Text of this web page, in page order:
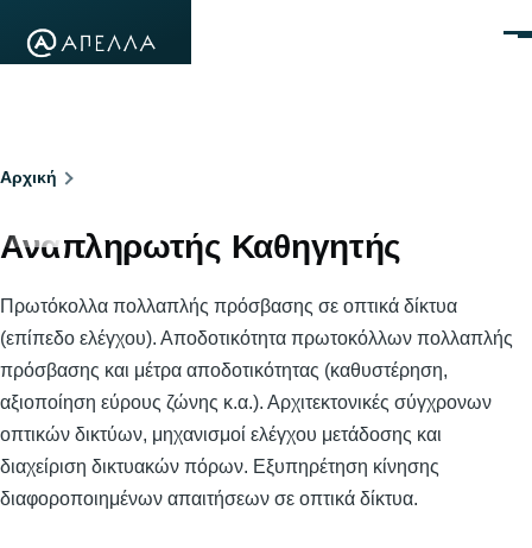
Breadcrumb
Αρχική
Αναπληρωτής Καθηγητής
Πρωτόκολλα πολλαπλής πρόσβασης σε οπτικά δίκτυα
(επίπεδο ελέγχου). Αποδοτικότητα πρωτοκόλλων πολλαπλής
πρόσβασης και μέτρα αποδοτικότητας (καθυστέρηση,
αξιοποίηση εύρους ζώνης κ.α.). Αρχιτεκτονικές σύγχρονων
οπτικών δικτύων, μηχανισμοί ελέγχου μετάδοσης και
διαχείριση δικτυακών πόρων. Εξυπηρέτηση κίνησης
διαφοροποιημένων απαιτήσεων σε οπτικά δίκτυα.